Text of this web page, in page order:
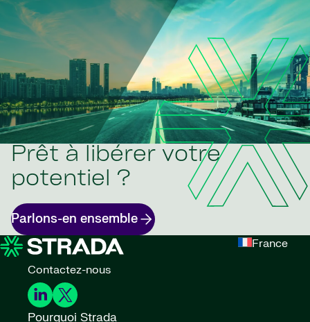
Prêt à libérer votre
potentiel ?
Parlons-en ensemble
France
Contactez-nous
Pourquoi Strada